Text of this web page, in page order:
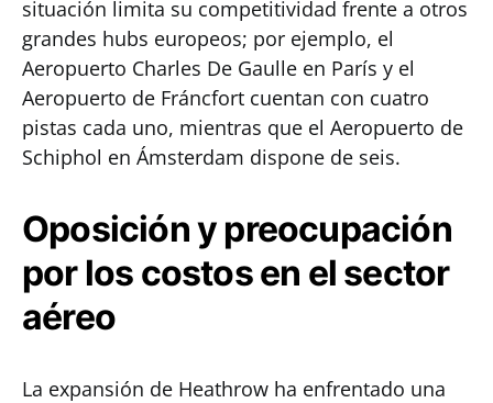
situación limita su competitividad frente a otros
grandes hubs europeos; por ejemplo, el
Aeropuerto Charles De Gaulle en París y el
Aeropuerto de Fráncfort cuentan con cuatro
pistas cada uno, mientras que el Aeropuerto de
Schiphol en Ámsterdam dispone de seis.
Oposición y preocupación
por los costos en el sector
aéreo
La expansión de Heathrow ha enfrentado una